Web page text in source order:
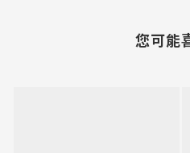
您可能